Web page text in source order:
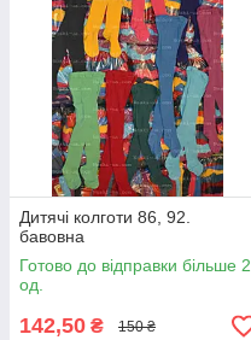
Дитячі колготи 86, 92.
бавовна
Готово до відправки більше 2
од.
142,50 ₴ 150 ₴